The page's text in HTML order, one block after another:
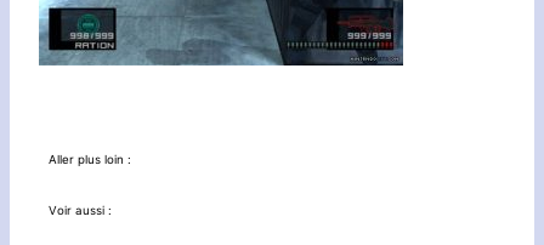
Aller plus loin :
Voir aussi :